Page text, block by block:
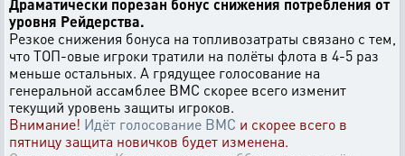
Драматически порезан бонус снижения потребления от
уровня Рейдерства.
Резкое снижения бонуса на топливозатраты связано с тем,
что ТОП-овые игроки тратили на полёты флота в 4-5 раз
меньше остальных. А грядущее голосование на
генеральной ассамблее ВМС скорее всего изменит
текущий уровень защиты игроков.
Внимание! Идёт голосование ВМС и скорее всего в
пятницу защита новичков будет изменена.